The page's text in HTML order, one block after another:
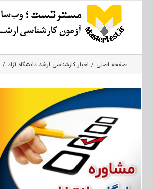
صفحه اصلی اخبار کارشناسی ارشد دانشگاه آزاد